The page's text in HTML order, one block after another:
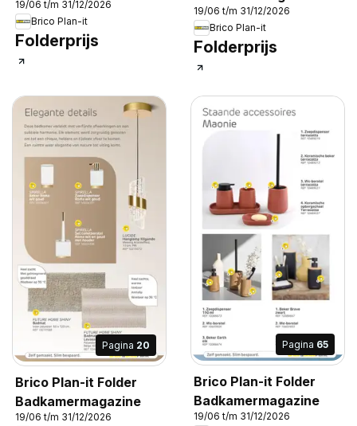
19/06 t/m 31/12/2026
Brico Plan-it
Folderprijs
19/06 t/m 31/12/2026
Brico Plan-it
Folderprijs
Pagina 20
Brico Plan-it Folder
Badkamermagazine
19/06 t/m 31/12/2026
Pagina 65
Brico Plan-it Folder
Badkamermagazine
19/06 t/m 31/12/2026